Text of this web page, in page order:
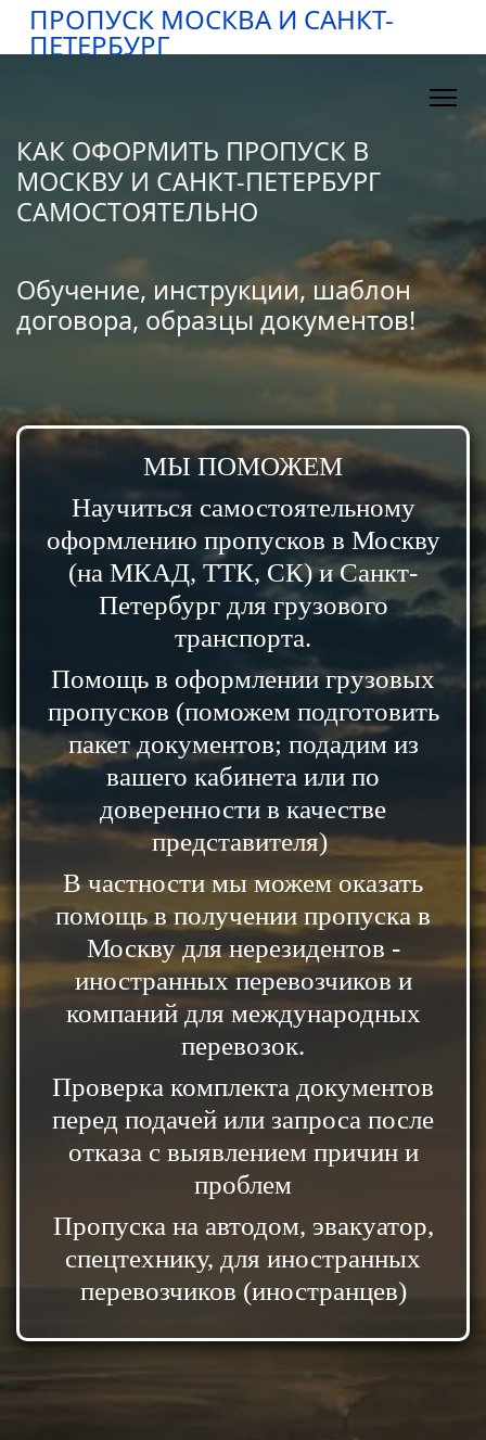
ПРОПУСК МОСКВА И САНКТ-
ПЕТЕРБУРГ
КАК ОФОРМИТЬ ПРОПУСК В
МОСКВУ И САНКТ-ПЕТЕРБУРГ
САМОСТОЯТЕЛЬНО
Обучение, инструкции, шаблон
договора, образцы документов!
МЫ ПОМОЖЕМ
Научиться самостоятельному
оформлению пропусков в Москву
(на МКАД, ТТК, СК) и Санкт-
Петербург для грузового
транспорта.
Помощь в оформлении грузовых
пропусков (поможем подготовить
пакет документов; подадим из
вашего кабинета или по
доверенности в качестве
представителя)
В частности мы можем оказать
помощь в получении пропуска в
Москву для нерезидентов -
иностранных перевозчиков и
компаний для международных
перевозок.
Проверка комплекта документов
перед подачей или запроса после
отказа с выявлением причин и
проблем
Пропуска на автодом, эвакуатор,
спецтехнику, для иностранных
перевозчиков (иностранцев)